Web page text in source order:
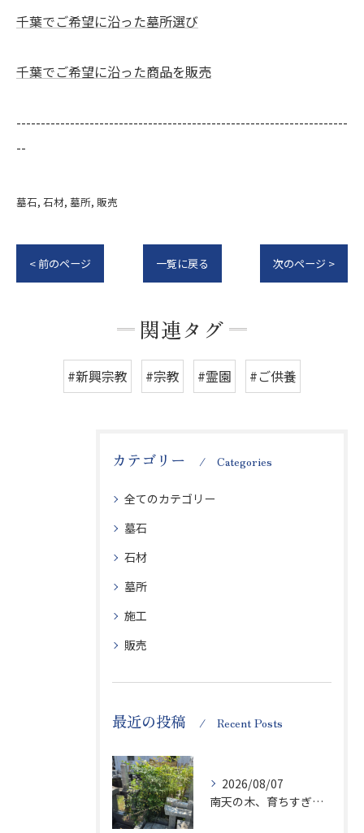
千葉でご希望に沿った墓所選び
千葉でご希望に沿った商品を販売
--------------------------------------------------------------------
--
墓石 石材 墓所 販売
< 前のページ 一覧に戻る 次のページ >
関連タグ
#新興宗教 #宗教 #霊園 #ご供養
カテゴリー Categories
全てのカテゴリー
墓石
石材
墓所
施工
販売
最近の投稿 Recent Posts
2026/08/07
南天の木、育ちすぎます…笑